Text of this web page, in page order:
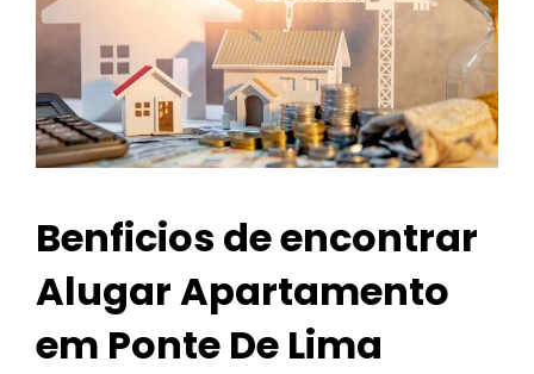
Benficios de encontrar
Alugar Apartamento
em Ponte De Lima